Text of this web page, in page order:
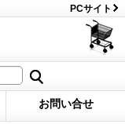
PCサイト
お問い合せ